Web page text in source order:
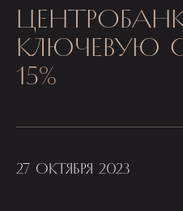
КЛЮЧЕВУЮ
15%
27 ОКТЯБРЯ 2023